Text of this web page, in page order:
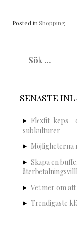
Posted in Shopping
efter:
SENASTE
Flexfit-keps –
subkulturer
Möjligheterna
Skapa en
Vet mer om
Trendigaste